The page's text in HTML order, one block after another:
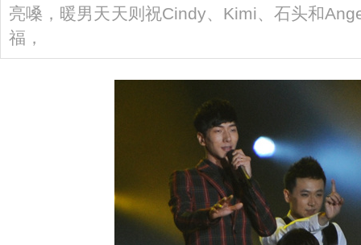
亮嗓，暖男天天则祝Cindy、Kimi、石头和
福，